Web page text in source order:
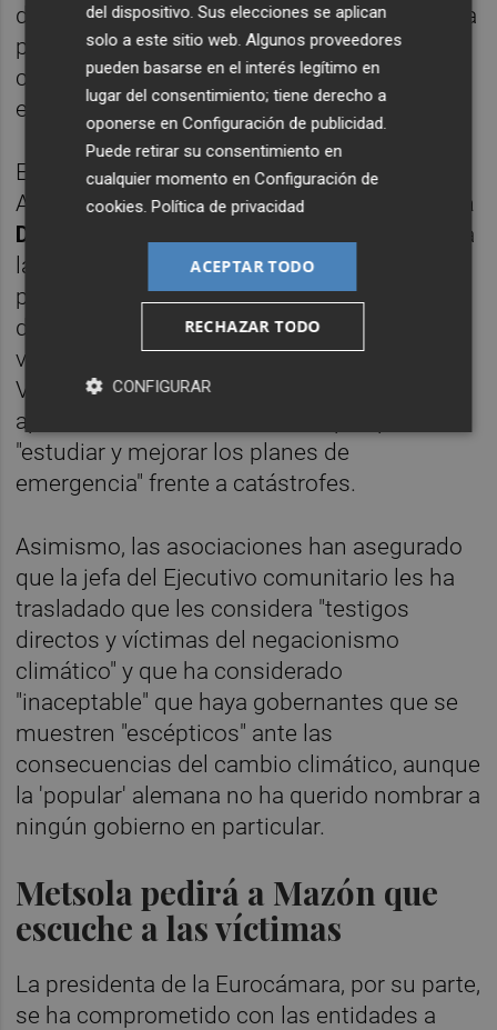
destinados a la reconstrucción se destinen a
proyectos "que tengan en cuenta el cambio
climático", para evitar que puedan repetirse
en el futuro nuevas tragedias.
En la misma línea, la presidenta de la
Asociación Víctimes Dana 29 Octubre,
Maria
Dolores Gradolí
, ha puesto en valor que en la
larga reunión con Von der Leyen la
presidenta del Ejecutivo comunitario haya
dedicado buena parte a hablar de la agenda
verde y haya reconocido que lo ocurrido en
Valencia debe ser una experiencia de la que
aprender en toda la Unión Europea para
"estudiar y mejorar los planes de
emergencia" frente a catástrofes.
Asimismo, las asociaciones han asegurado
que la jefa del Ejecutivo comunitario les ha
trasladado que les considera "testigos
directos y víctimas del negacionismo
climático" y que ha considerado
"inaceptable" que haya gobernantes que se
muestren "escépticos" ante las
consecuencias del cambio climático, aunque
la 'popular' alemana no ha querido nombrar a
ningún gobierno en particular.
Metsola pedirá a Mazón que
escuche a las víctimas
La presidenta de la Eurocámara, por su parte,
se ha comprometido con las entidades a
del dispositivo. Sus elecciones se aplican
solo a este sitio web. Algunos proveedores
pueden basarse en el interés legítimo en
lugar del consentimiento; tiene derecho a
oponerse enConfiguración de publicidad
Puede retirar su consentimiento en
cualquier momento enConfiguración de
cookies .Política de privacidad
ACEPTAR TODO
RECHAZAR TODO
CONFIGURAR